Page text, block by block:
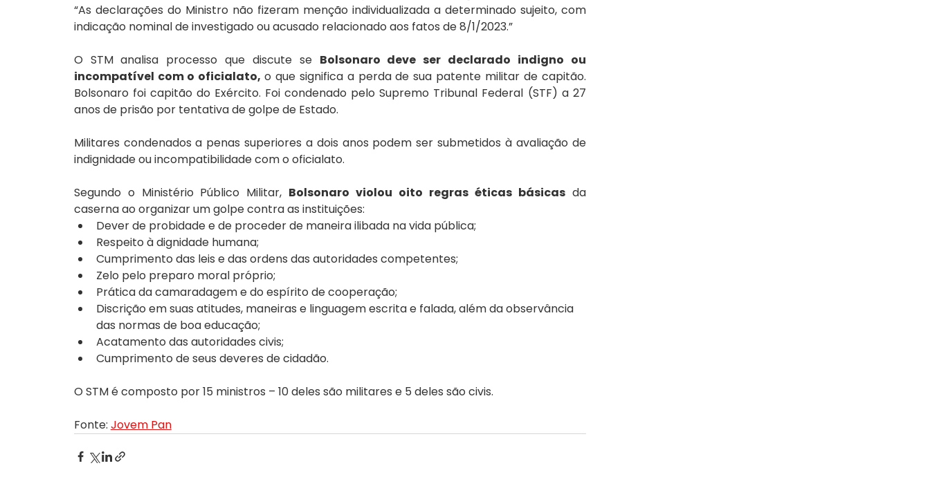
“As declarações do Ministro não fizeram menção individualizada a determinado sujeito, com
indicação nominal de investigado ou acusado relacionado aos fatos de 8/1/2023.”
O STM analisa processo que discute se Bolsonaro deve ser declarado indigno ou
incompatível com o oficialato, o que significa a perda de sua patente militar de capitão.
Bolsonaro foi capitão do Exército. Foi condenado pelo Supremo Tribunal Federal (STF) a 27
anos de prisão por tentativa de golpe de Estado.
Militares condenados a penas superiores a dois anos podem ser submetidos à avaliação de
indignidade ou incompatibilidade com o oficialato.
Segundo o Ministério Público Militar, Bolsonaro violou oito regras éticas básicas da
caserna ao organizar um golpe contra as instituições:
Dever de probidade e de proceder de maneira ilibada na vida pública;
Respeito à dignidade humana;
Cumprimento das leis e das ordens das autoridades competentes;
Zelo pelo preparo moral próprio;
Prática da camaradagem e do espírito de cooperação;
Discrição em suas atitudes, maneiras e linguagem escrita e falada, além da observância
das normas de boa educação;
Acatamento das autoridades civis;
Cumprimento de seus deveres de cidadão.
O STM é composto por 15 ministros – 10 deles são militares e 5 deles são civis.
Fonte: Jovem Pan